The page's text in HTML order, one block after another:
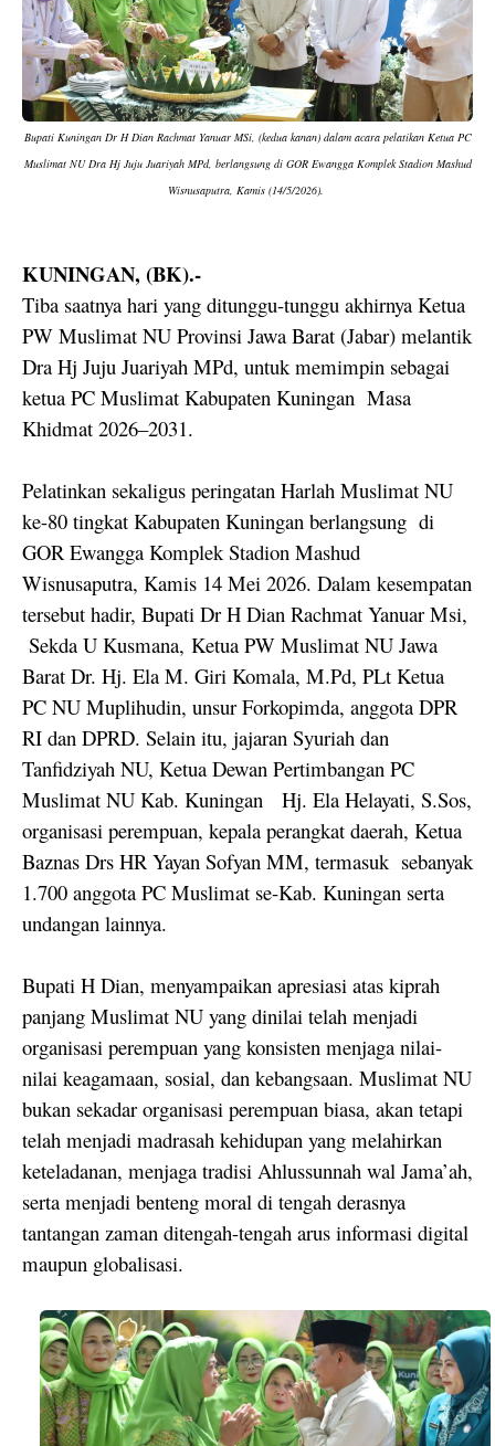
Bupati Kuningan Dr H Dian Rachmat Yanuar MSi, (kedua kanan) dalam acara pelatikan Ketua PC
Muslimat NU Dra Hj Juju Juariyah MPd, berlangsung di GOR Ewangga Komplek Stadion Mashud
Wisnusaputra, Kamis (14/5/2026).
KUNINGAN, (BK).-
Tiba saatnya hari yang ditunggu-tunggu akhirnya Ketua
PW Muslimat NU Provinsi Jawa Barat (Jabar) melantik
Dra Hj Juju Juariyah MPd, untuk memimpin sebagai
ketua PC Muslimat Kabupaten Kuningan Masa
Khidmat 2026–2031.
Pelatinkan sekaligus peringatan Harlah Muslimat NU
ke-80 tingkat Kabupaten Kuningan berlangsung di
GOR Ewangga Komplek Stadion Mashud
Wisnusaputra, Kamis 14 Mei 2026. Dalam kesempatan
tersebut hadir, Bupati Dr H Dian Rachmat Yanuar Msi,
Sekda U Kusmana, Ketua PW Muslimat NU Jawa
Barat Dr. Hj. Ela M. Giri Komala, M.Pd, PLt Ketua
PC NU Muplihudin, unsur Forkopimda, anggota DPR
RI dan DPRD. Selain itu, jajaran Syuriah dan
Tanfidziyah NU, Ketua Dewan Pertimbangan PC
Muslimat NU Kab. Kuningan
Hj. Ela Helayati, S.Sos,
organisasi perempuan, kepala perangkat daerah, Ketua
Baznas Drs HR Yayan Sofyan MM, termasuk sebanyak
1.700 anggota PC Muslimat se-Kab. Kuningan serta
undangan lainnya.
Bupati H Dian, menyampaikan apresiasi atas kiprah
panjang Muslimat NU yang dinilai telah menjadi
organisasi perempuan yang konsisten menjaga nilai-
nilai keagamaan, sosial, dan kebangsaan. Muslimat NU
bukan sekadar organisasi perempuan biasa, akan tetapi
telah menjadi madrasah kehidupan yang melahirkan
keteladanan, menjaga tradisi Ahlussunnah wal Jama’ah,
serta menjadi benteng moral di tengah derasnya
tantangan zaman ditengah-tengah arus informasi digital
maupun globalisasi.